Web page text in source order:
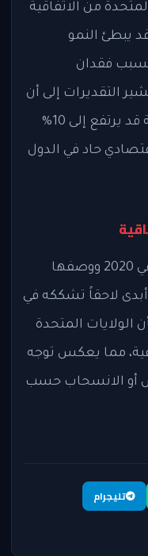
من الاتفاقية
يبطئ النمو
فقدان
التقديرات إلى أن
متوسط معدل الرسوم الجمركية قد يرتفع إلى 10%
حاد في الدول
رغم توقيع ترامب على الاتفاقية في 2020 ووصفها
أبدى لاحقاً تشككه في
2026، صرح بأن الولايات المتحدة
مما يعكس توجه
أو الانسحاب حسب
تليجرام